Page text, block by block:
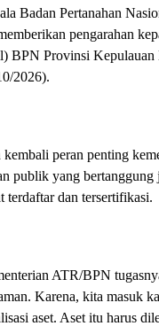
Badan Pertanahan
pengarahan
BPN Provinsi Kepulauan
2026).
peran penting
publik yang bertanggung
terdaftar dan tersertifikasi.
ATR/BPN
Karena, kita masuk
aset. Aset itu harus